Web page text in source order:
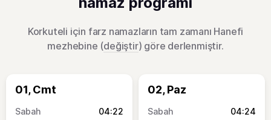
Korkuteli için farz namazların tam zamanı Hanefi
mezhebine (değiştir) göre derlenmiştir.
01, Cmt
04:22
02, Paz
04:24